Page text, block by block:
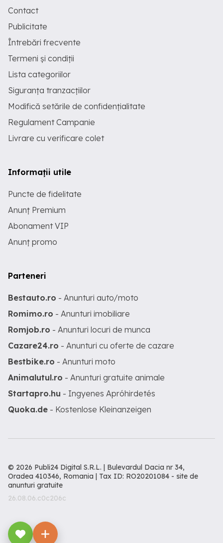
Contact
Publicitate
Întrebări frecvente
Termeni și condiții
Lista categoriilor
Siguranța tranzacțiilor
Modifică setările de confidențialitate
Regulament Campanie
Livrare cu verificare colet
Informații utile
Puncte de fidelitate
Anunț Premium
Abonament VIP
Anunț promo
Parteneri
Bestauto.ro - Anunturi auto/moto
Romimo.ro - Anunturi imobiliare
Romjob.ro - Anunturi locuri de munca
Cazare24.ro - Anunturi cu oferte de cazare
Bestbike.ro - Anunturi moto
Animalutul.ro - Anunturi gratuite animale
Startapro.hu - Ingyenes Apróhirdetés
Quoka.de - Kostenlose Kleinanzeigen
© 2026 Publi24 Digital S.R.L. | Bulevardul Dacia nr 34,
Oradea 410346, Romania | Tax ID: RO20201084 - site de
anunturi gratuite
26.08.06.c0c206c